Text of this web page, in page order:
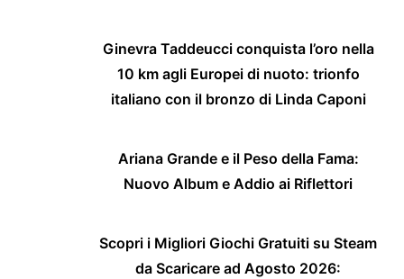
Ginevra Taddeucci conquista l’oro nella
10 km agli Europei di nuoto: trionfo
italiano con il bronzo di Linda Caponi
Ariana Grande e il Peso della Fama:
Nuovo Album e Addio ai Riflettori
Scopri i Migliori Giochi Gratuiti su Steam
da Scaricare ad Agosto 2026: